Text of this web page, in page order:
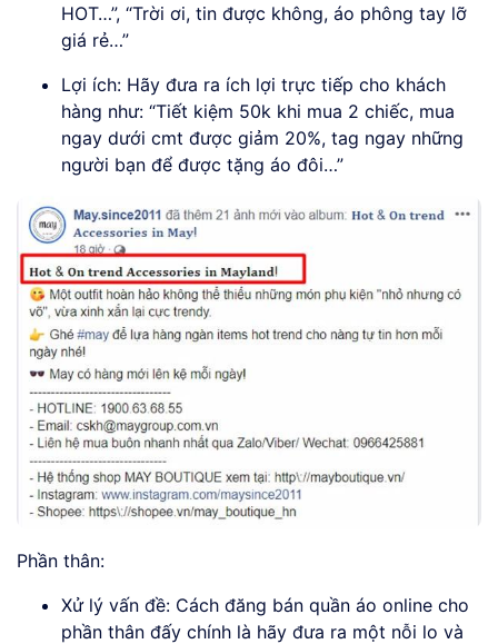
HOT…”, “Trời ơi, tin được không, áo phông tay lỡ
giá rẻ…”
Lợi ích: Hãy đưa ra ích lợi trực tiếp cho khách
hàng như: “Tiết kiệm 50k khi mua 2 chiếc, mua
ngay dưới cmt được giảm 20%, tag ngay những
người bạn để được tặng áo đôi…”
Phần thân:
Xử lý vấn đề: Cách đăng bán quần áo online cho
phần thân đấy chính là hãy đưa ra một nỗi lo và